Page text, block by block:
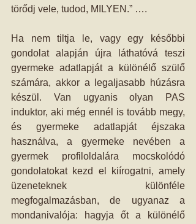
törődj vele, tudod, MILYEN.” ….
Ha nem tiltja le, vagy egy későbbi
gondolat alapján újra láthatóvá teszi
gyermeke adatlapját a különélő szülő
számára, akkor a legaljasabb húzásra
készül. Van ugyanis olyan PAS
induktor, aki még ennél is tovább megy,
és gyermeke adatlapját éjszaka
használva, a gyermeke nevében a
gyermek profiloldalára mocskolódó
gondolatokat kezd el kiírogatni, amely
üzeneteknek különféle
megfogalmazásban, de ugyanaz a
mondanivalója: hagyja őt a különélő